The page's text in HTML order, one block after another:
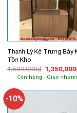
Thanh Lý Kệ Trưng Bày
Tồn Kho
1,600,000₫ Giá
gốc
là:
1,350,000
Còn hàng - Giao nhanh
-10%